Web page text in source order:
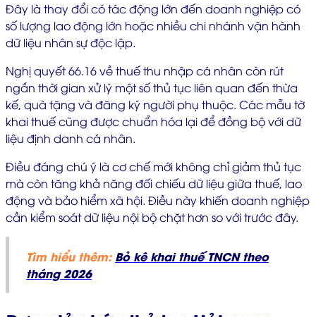
Đây là thay đổi có tác động lớn đến doanh nghiệp có
số lượng lao động lớn hoặc nhiều chi nhánh vận hành
dữ liệu nhân sự độc lập.
Nghị quyết 66.16 về thuế thu nhập cá nhân còn rút
ngắn thời gian xử lý một số thủ tục liên quan đến thừa
kế, quà tặng và đăng ký người phụ thuộc. Các mẫu tờ
khai thuế cũng được chuẩn hóa lại để đồng bộ với dữ
liệu định danh cá nhân.
Điều đáng chú ý là cơ chế mới không chỉ giảm thủ tục
mà còn tăng khả năng đối chiếu dữ liệu giữa thuế, lao
động và bảo hiểm xã hội. Điều này khiến doanh nghiệp
cần kiểm soát dữ liệu nội bộ chặt hơn so với trước đây.
Tìm hiểu thêm: Bỏ kê khai thuế TNCN theo
tháng 2026